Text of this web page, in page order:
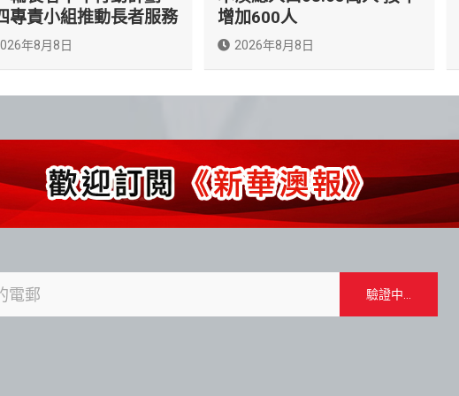
專責小組推動長者服務
年8月8日
增加600人
2026年8月8日